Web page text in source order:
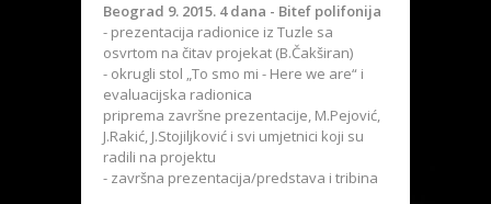
Beograd 9. 2015. 4 dana - Bitef polifonija
- prezentacija radionice iz Tuzle sa
osvrtom na čitav projekat (B.Čakširan)
- okrugli stol „To smo mi - Here we are“ i
evaluacijska radionica
priprema završne prezentacije, M.Pejović,
J.Rakić, J.Stojiljković i svi umjetnici koji su
radili na projektu
- završna prezentacija/predstava i tribina